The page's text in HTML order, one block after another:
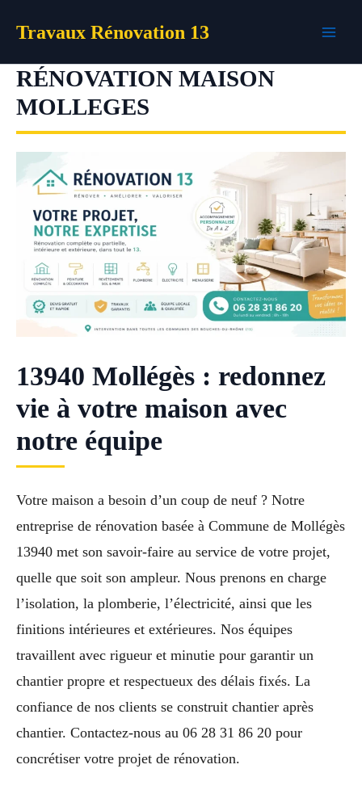
Travaux Rénovation 13
RÉNOVATION MAISON
MOLLEGES
13940 Mollégès : redonnez
vie à votre maison avec
notre équipe
Votre maison a besoin d’un coup de neuf ? Notre
entreprise de rénovation basée à Commune de Mollégès
13940 met son savoir-faire au service de votre projet,
quelle que soit son ampleur. Nous prenons en charge
l’isolation, la plomberie, l’électricité, ainsi que les
finitions intérieures et extérieures. Nos équipes
travaillent avec rigueur et minutie pour garantir un
chantier propre et respectueux des délais fixés. La
confiance de nos clients se construit chantier après
chantier. Contactez-nous au 06 28 31 86 20 pour
concrétiser votre projet de rénovation.